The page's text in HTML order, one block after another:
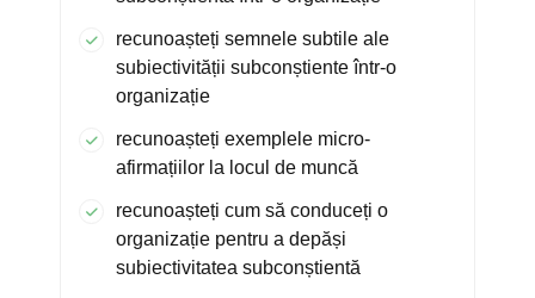
recunoașteți semnele subtile ale
subiectivității subconștiente într-o
organizație
recunoașteți exemplele micro-
afirmațiilor la locul de muncă
recunoașteți cum să conduceți o
organizație pentru a depăși
subiectivitatea subconștientă